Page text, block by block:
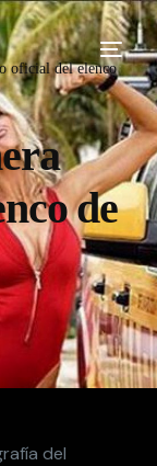
oficial del elenco
de
del